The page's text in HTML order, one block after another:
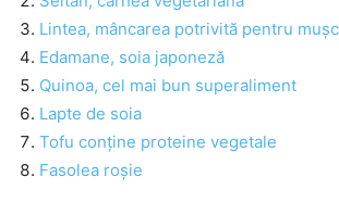
Lintea, mâncarea potrivită pentru
Edamane, soia japoneză
Quinoa, cel mai bun superaliment
Lapte de soia
Tofu conține proteine vegetale
Fasolea roșie